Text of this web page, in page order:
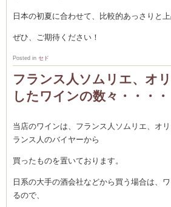
日本の初夏に合わせて、比較的あっさりと上
ぜひ、ご期待ください！
Posted in セド
フランス人ソムリエ、オ
したワインの数々・・・・
当店のワインは、フランス人ソムリエ、オ
ランス人のバイヤーから
買ったものを置いております。
日系の大手の酒会社などから買う場合は、
るので、